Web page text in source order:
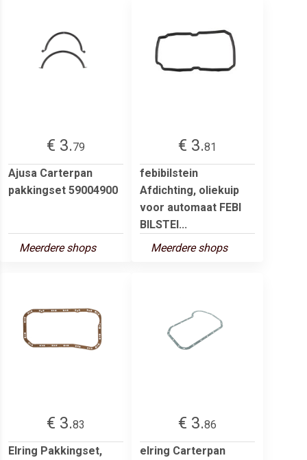
€ 3.79
Ajusa Carterpan
pakkingset 59004900
Meerdere shops
€ 3.81
febibilstein
Afdichting, oliekuip
voor automaat FEBI
BILSTEI...
Meerdere shops
€ 3.83
Elring Pakkingset,
€ 3.86
elring Carterpan